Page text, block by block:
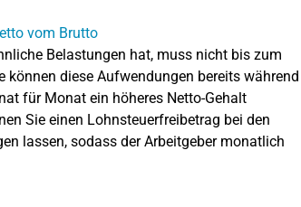
Belastungen hat, muss nicht bis zum
können diese Aufwendungen bereits während
für Monat ein höheres Netto-Gehalt
Sie einen Lohnsteuerfreibetrag bei den
lassen, sodass der Arbeitgeber monatlich